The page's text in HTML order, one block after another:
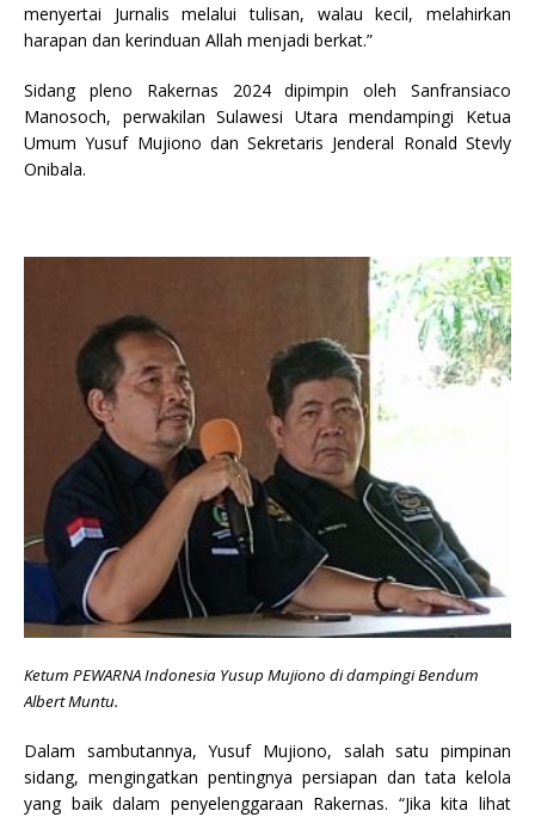
menyertai Jurnalis melalui tulisan, walau kecil, melahirkan
harapan dan kerinduan Allah menjadi berkat.”
Sidang pleno Rakernas 2024 dipimpin oleh Sanfransiaco
Manosoch, perwakilan Sulawesi Utara mendampingi Ketua
Umum Yusuf Mujiono dan Sekretaris Jenderal Ronald Stevly
Onibala.
Ketum PEWARNA Indonesia Yusup Mujiono di dampingi Bendum
Albert Muntu.
Dalam sambutannya, Yusuf Mujiono, salah satu pimpinan
sidang, mengingatkan pentingnya persiapan dan tata kelola
yang baik dalam penyelenggaraan Rakernas. “Jika kita lihat